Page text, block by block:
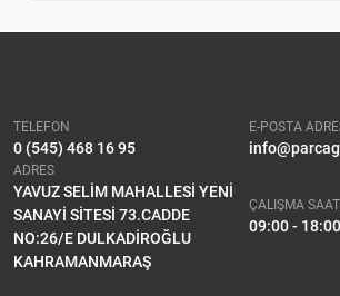
TELEFON
0 (545) 468 16 95
E-POSTA
ADRES
YAVUZ SELİM MAHALLESİ YENİ
SANAYİ SİTESİ 73.CADDE
NO:26/E DULKADİROĞLU
KAHRAMANMARAŞ
ÇALIŞMA
09:00 - 18:00